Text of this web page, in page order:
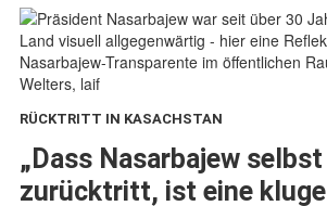
RÜCKTRITT IN KASACHSTAN
„Dass Nasarbajew selbst
zurücktritt, ist eine kluge